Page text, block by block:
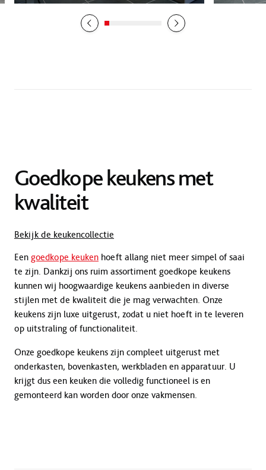
Goedkope keukens met
kwaliteit
Bekijk de keukencollectie
Een goedkope keuken hoeft allang niet meer simpel of saai
te zijn. Dankzij ons ruim assortiment goedkope keukens
kunnen wij hoogwaardige keukens aanbieden in diverse
stijlen met de kwaliteit die je mag verwachten. Onze
keukens zijn luxe uitgerust, zodat u niet hoeft in te leveren
op uitstraling of functionaliteit.
Onze goedkope keukens zijn compleet uitgerust met
onderkasten, bovenkasten, werkbladen en apparatuur. U
krijgt dus een keuken die volledig functioneel is en
gemonteerd kan worden door onze vakmensen.